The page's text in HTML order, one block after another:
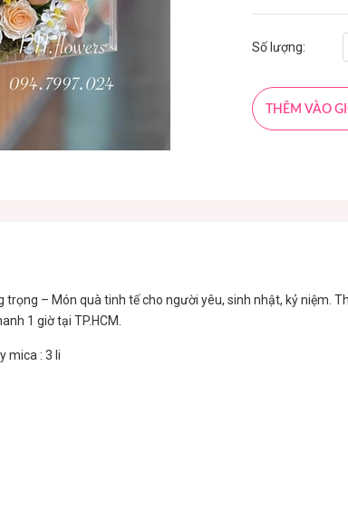
Số lượng:
THÊM VÀO
– Món quà tinh tế cho người yêu, sinh nhật, kỷ niệm.
1 giờ tại TP.HCM.
mica : 3 li